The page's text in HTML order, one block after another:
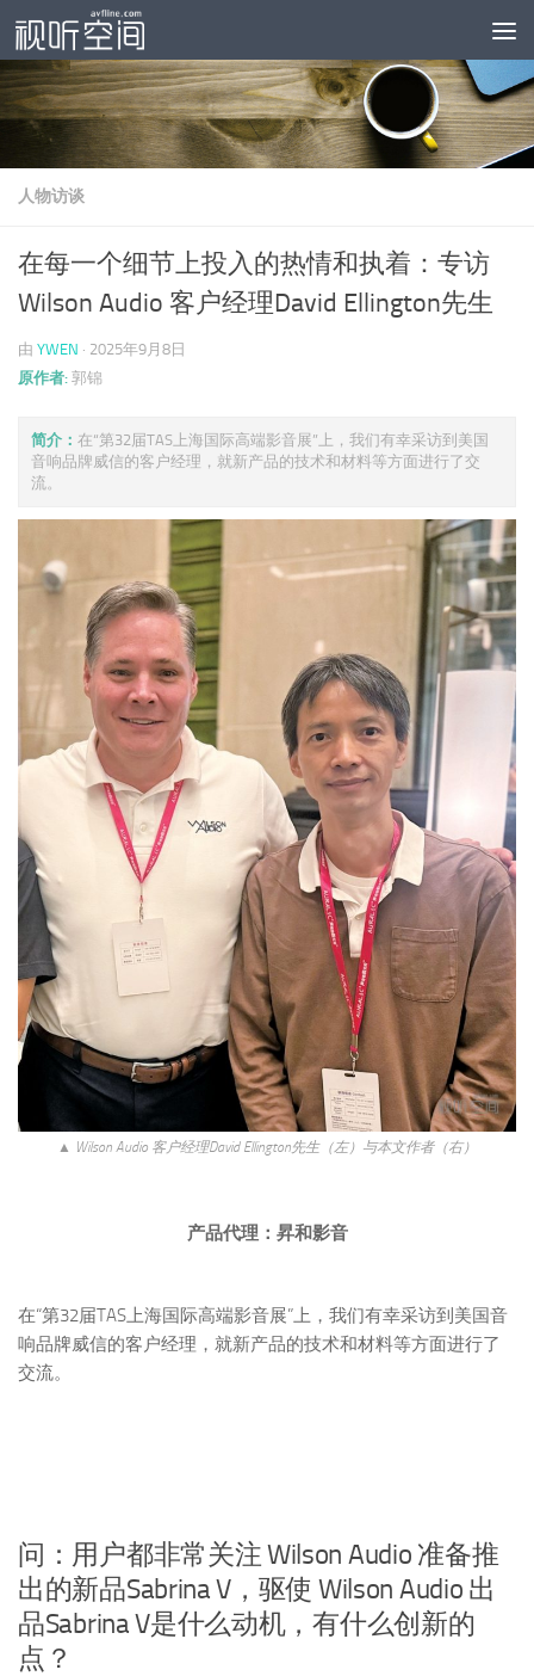
跳至内容
人物访谈
在每一个细节上投入的热情和执着：专访
Wilson Audio 客户经理David Ellington先生
由 YWEN · 2025年9月8日
原作者: 郭锦
简介： 在“第32届TAS上海国际高端影音展”上，我们有幸采访到美国
音响品牌威信的客户经理，就新产品的技术和材料等方面进行了交
流。
▲ Wilson Audio 客户经理David Ellington先生（左）与本文作者（右）
产品代理：昇和影音
在“第32届TAS上海国际高端影音展”上，我们有幸采访到美国音
响品牌威信的客户经理，就新产品的技术和材料等方面进行了
交流。
问：用户都非常关注 Wilson Audio 准备推
出的新品Sabrina V，驱使 Wilson Audio 出
品Sabrina V是什么动机，有什么创新的
点？